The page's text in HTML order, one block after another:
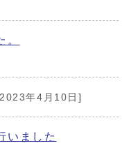
。
年4月10日]
いました